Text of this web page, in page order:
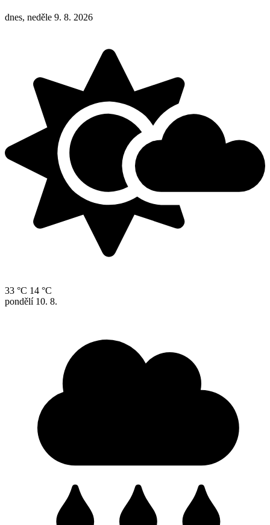
dnes, neděle 9. 8. 2026
33 °C 14 °C
pondělí 10. 8.